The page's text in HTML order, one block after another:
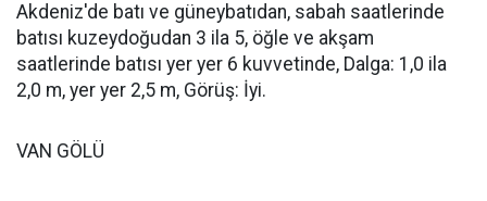
Akdeniz'de batı ve güneybatıdan, sabah saatlerinde
batısı kuzeydoğudan 3 ila 5, öğle ve akşam
saatlerinde batısı yer yer 6 kuvvetinde, Dalga: 1,0 ila
2,0 m, yer yer 2,5 m, Görüş: İyi.
VAN GÖLÜ